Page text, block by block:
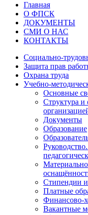
Главная
О ФПСК
ДОКУМЕНТЫ
СМИ О НАС
КОНТАКТЫ
Социально-
Защита прав
Охрана труда
Учебно-
Основные
Структура и
Документы
Образование
Стипендии
Платные
Финансово-
Вакантные